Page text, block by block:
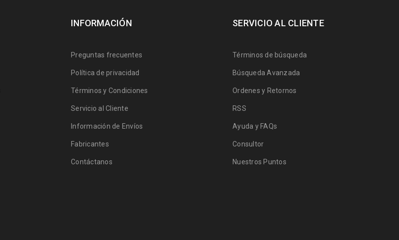
INFORMACIÓN
Preguntas frecuentes
Política de privacidad
Términos y Condiciones
Servicio al Cliente
Información de Envíos
Fabricantes
Contáctanos
SERVICIO AL CLIENTE
Términos de búsqueda
Búsqueda Avanzada
Ordenes y Retornos
RSS
Ayuda y FAQs
Consultor
Nuestros Puntos